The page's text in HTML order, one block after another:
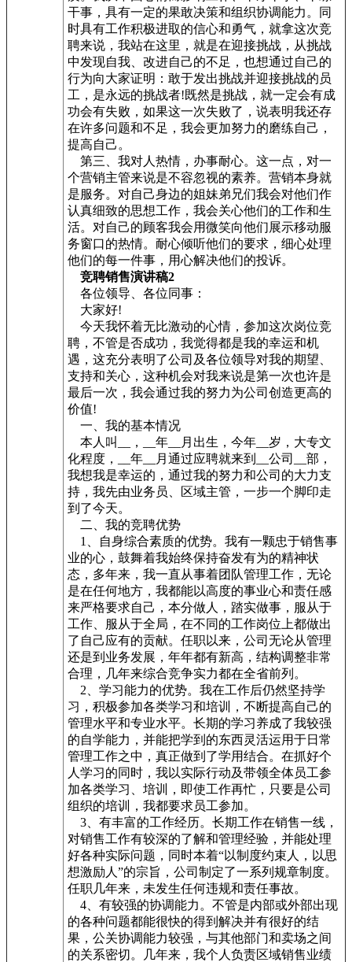
干事，具有一定的果敢决策和组织协调能力。同
时具有工作积极进取的信心和勇气，就拿这次竞
聘来说，我站在这里，就是在迎接挑战，从挑战
中发现自我、改进自己的不足，也想通过自己的
行为向大家证明：敢于发出挑战并迎接挑战的员
工，是永远的挑战者!既然是挑战，就一定会有成
功会有失败，如果这一次失败了，说表明我还存
在许多问题和不足，我会更加努力的磨练自己，
提高自己。
第三、我对人热情，办事耐心。这一点，对一
个营销主管来说是不容忽视的素养。营销本身就
是服务。对自己身边的姐妹弟兄们我会对他们作
认真细致的思想工作，我会关心他们的工作和生
活。对自己的顾客我会用微笑向他们展示移动服
务窗口的热情。耐心倾听他们的要求，细心处理
他们的每一件事，用心解决他们的投诉。
竞聘销售演讲稿2
各位领导、各位同事：
大家好!
今天我怀着无比激动的心情，参加这次岗位竞
聘，不管是否成功，我觉得都是我的幸运和机
遇，这充分表明了公司及各位领导对我的期望、
支持和关心，这种机会对我来说是第一次也许是
最后一次，我会通过我的努力为公司创造更高的
价值!
一、我的基本情况
本人叫__，__年__月出生，今年__岁，大专文
化程度，__年__月通过应聘就来到__公司__部，
我想我是幸运的，通过我的努力和公司的大力支
持，我先由业务员、区域主管，一步一个脚印走
到了今天。
二、我的竞聘优势
1、自身综合素质的优势。我有一颗忠于销售事
业的心，鼓舞着我始终保持奋发有为的精神状
态，多年来，我一直从事着团队管理工作，无论
是在任何地方，我都能以高度的事业心和责任感
来严格要求自己，本分做人，踏实做事，服从于
工作、服从于全局，在不同的工作岗位上都做出
了自己应有的贡献。任职以来，公司无论从管理
还是到业务发展，年年都有新高，结构调整非常
合理，几年来综合竞争实力都在全省前列。
2、学习能力的优势。我在工作后仍然坚持学
习，积极参加各类学习和培训，不断提高自己的
管理水平和专业水平。长期的学习养成了我较强
的自学能力，并能把学到的东西灵活运用于日常
管理工作之中，真正做到了学用结合。在抓好个
人学习的同时，我以实际行动及带领全体员工参
加各类学习、培训，即使工作再忙，只要是公司
组织的培训，我都要求员工参加。
3、有丰富的工作经历。长期工作在销售一线，
对销售工作有较深的了解和管理经验，并能处理
好各种实际问题，同时本着“以制度约束人，以思
想激励人”的宗旨，公司制定了一系列规章制度。
任职几年来，未发生任何违规和责任事故。
4、有较强的协调能力。不管是内部或外部出现
的各种问题都能很快的得到解决并有很好的结
果，公关协调能力较强，与其他部门和卖场之间
的关系密切。几年来，我个人负责区域销售业绩